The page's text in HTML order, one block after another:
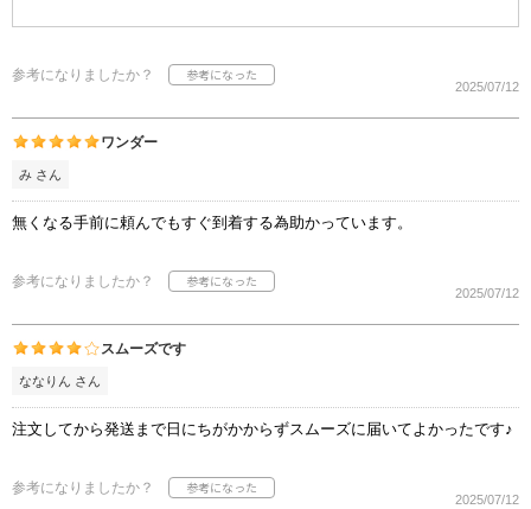
参考になりましたか？
2025/07/12
ワンダー
み さん
無くなる手前に頼んでもすぐ到着する為助かっています。
参考になりましたか？
2025/07/12
スムーズです
ななりん さん
注文してから発送まで日にちがかからずスムーズに届いてよかったです♪
参考になりましたか？
2025/07/12